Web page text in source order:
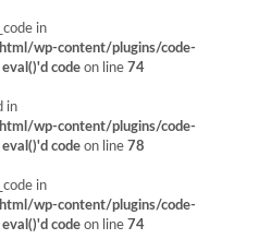
in
wp-content/plugins/code-
code on line 74
in
wp-content/plugins/code-
code on line 78
in
wp-content/plugins/code-
code on line 74